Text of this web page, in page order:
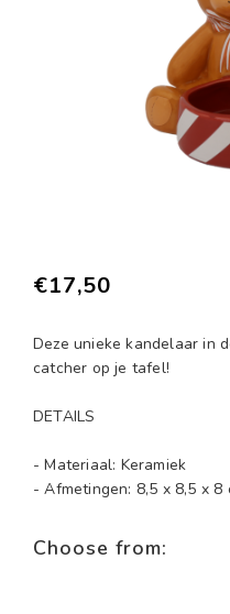
€17,50
Deze unieke kandelaar in
catcher op je tafel!
DETAILS
- Materiaal: Keramiek
- Afmetingen: 8,5 x 8,5 x 8
Choose from: